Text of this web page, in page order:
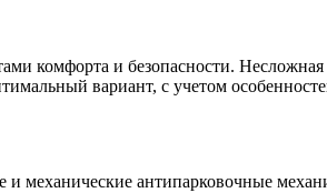
комфорта и безопасности. Несложная
вариант, с учетом
механические антипарковочные